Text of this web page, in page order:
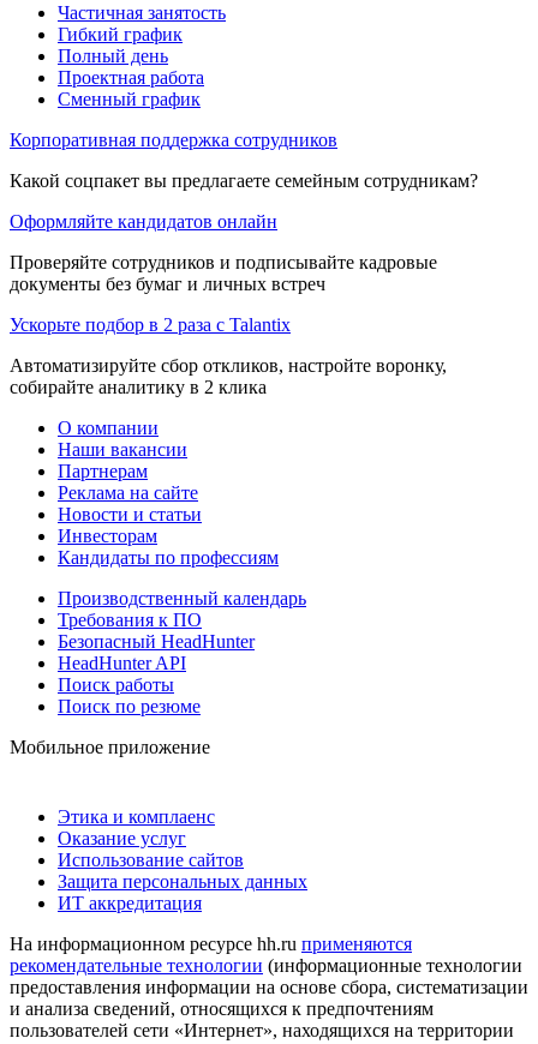
Частичная занятость
Гибкий график
Полный день
Проектная работа
Сменный график
Корпоративная поддержка сотрудников
Какой соцпакет вы предлагаете семейным сотрудникам?
Оформляйте кандидатов онлайн
Проверяйте сотрудников и подписывайте кадровые
документы без бумаг и личных встреч
Ускорьте подбор в 2 раза с Talantix
Автоматизируйте сбор откликов, настройте воронку,
собирайте аналитику в 2 клика
О компании
Наши вакансии
Партнерам
Реклама на сайте
Новости и статьи
Инвесторам
Кандидаты по профессиям
Производственный календарь
Требования к ПО
Безопасный HeadHunter
HeadHunter API
Поиск работы
Поиск по резюме
Мобильное приложение
Этика и комплаенс
Оказание услуг
Использование сайтов
Защита персональных данных
ИТ аккредитация
На информационном ресурсе hh.ru применяются
рекомендательные технологии (информационные технологии
предоставления информации на основе сбора, систематизации
и анализа сведений, относящихся к предпочтениям
пользователей сети «Интернет», находящихся на территории